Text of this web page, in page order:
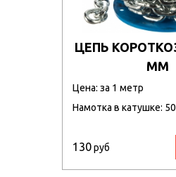
ЦЕПЬ
ММ
Цена: за 1 метр
Намотка в катушке:
130руб